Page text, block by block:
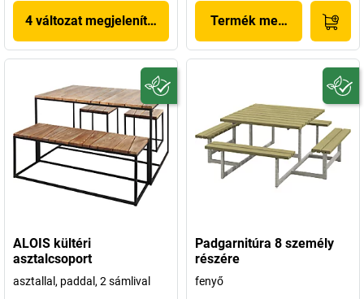
4 változat megjelenítése Termék megjelenítése
ALOIS kültéri
asztalcsoport
asztallal, paddal, 2 sámlival
Padgarnitúra 8 személy
részére
fenyő